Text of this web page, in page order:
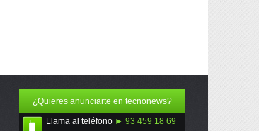
¿Quieres anunciarte en tecnonews?
Llama al teléfono ► 93 459 18 69